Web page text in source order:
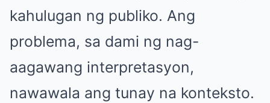
kahulugan ng publiko. Ang
problema, sa dami ng nag-
aagawang interpretasyon,
nawawala ang tunay na konteksto.